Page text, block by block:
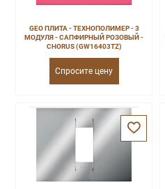
GEO ПЛИТА - ТЕХНОПОЛИМЕР - 3
МОДУЛЯ - САПФИРНЫЙ РОЗОВЫЙ -
CHORUS (GW16403TZ)
Спросите цену